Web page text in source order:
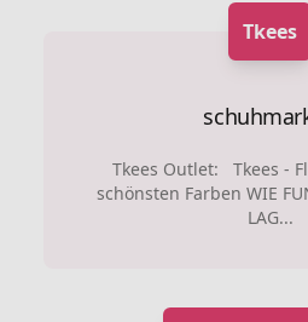
Tkees
Tkees Outlet: Tkees -
schönsten Farben WIE
LAG...